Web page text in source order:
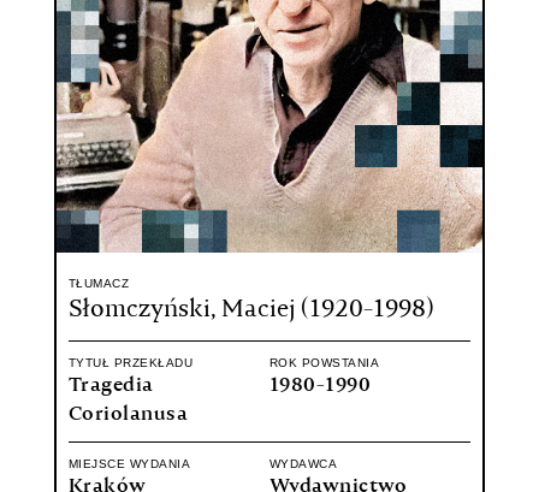
TŁUMACZ
Słomczyński, Maciej (1920-1998)
TYTUŁ PRZEKŁADU
Tragedia
Coriolanusa
ROK POWSTANIA
1980-1990
MIEJSCE WYDANIA
Kraków
WYDAWCA
Wydawnictwo